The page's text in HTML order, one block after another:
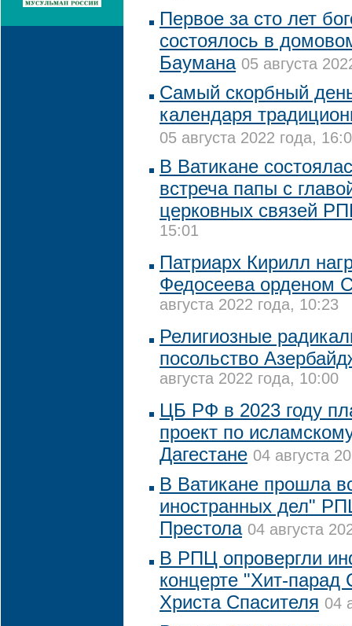
Первое за сто лет
состоялось в
Баумана 05 августа
Самый скорбный
календаря
05 августа 2022 года,
В Ватикане
встреча папы с
церковных связей
15:01
Патриарх Кирилл
Федосеева орденом
августа 2022 года, 10:23
Религиозные
посольство
августа 2022 года, 10:00
ЦБ РФ в 2023 году
проект по
Дагестане 04 августа
В Ватикане прошла
иностранных дел"
Престола 04 августа
В РПЦ опровергли
концерте "Хит-
Христа Спасителя 04